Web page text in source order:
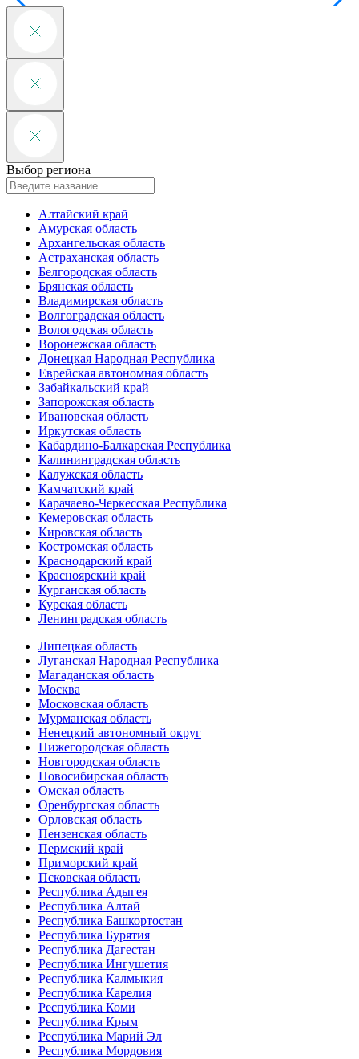
Выбор региона
Алтайский край
Амурская область
Архангельская область
Астраханская область
Белгородская область
Брянская область
Владимирская область
Волгоградская область
Вологодская область
Воронежская область
Донецкая Народная Республика
Еврейская автономная область
Забайкальский край
Запорожская область
Ивановская область
Иркутская область
Кабардино-Балкарская Республика
Калининградская область
Калужская область
Камчатский край
Карачаево-Черкесская Республика
Кемеровская область
Кировская область
Костромская область
Краснодарский край
Красноярский край
Курганская область
Курская область
Ленинградская область
Липецкая область
Луганская Народная Республика
Магаданская область
Москва
Московская область
Мурманская область
Ненецкий автономный округ
Нижегородская область
Новгородская область
Новосибирская область
Омская область
Оренбургская область
Орловская область
Пензенская область
Пермский край
Приморский край
Псковская область
Республика Адыгея
Республика Алтай
Республика Башкортостан
Республика Бурятия
Республика Дагестан
Республика Ингушетия
Республика Калмыкия
Республика Карелия
Республика Коми
Республика Крым
Республика Марий Эл
Республика Мордовия